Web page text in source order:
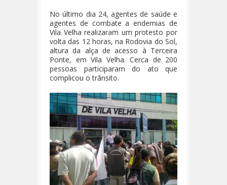
No último dia 24, agentes de saúde e
agentes de combate a endemias de
Vila Velha realizaram um protesto por
volta das 12 horas, na Rodovia do Sol,
altura da alça de acesso à Terceira
Ponte, em Vila Velha. Cerca de 200
pessoas participaram do ato que
complicou o trânsito.